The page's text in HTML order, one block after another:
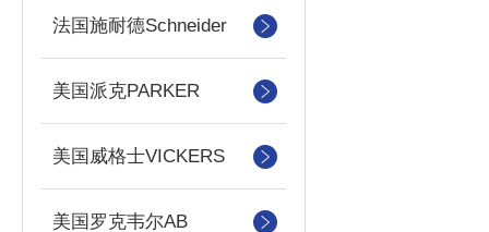
法国施耐德Schneider
美国派克PARKER
美国威格士VICKERS
美国罗克韦尔AB